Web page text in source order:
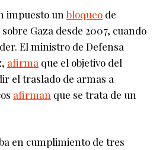
impuesto unbloqueo de
Gaza desde 2007, cuando
El ministro de Defensa
afirma que el objetivo del
el traslado de armas a
afirman que se trata de un
en cumplimiento de tres